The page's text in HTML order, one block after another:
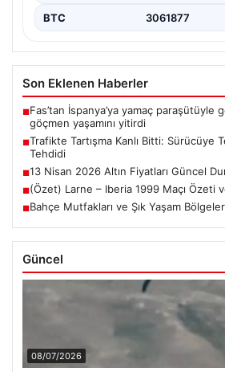
BTC 3061877
Son Eklenen Haberler
■Fas’tan İspanya’ya yamaç paraşütüyle
göçmen yaşamını yitirdi
■Trafikte Tartışma Kanlı Bitti: Sürücüye
Tehdidi
■13 Nisan 2026 Altın Fiyatları Güncel
■(Özet) Larne – Iberia 1999 Maçı Özeti
■Bahçe Mutfakları ve Şık Yaşam
Güncel
08/07/2026